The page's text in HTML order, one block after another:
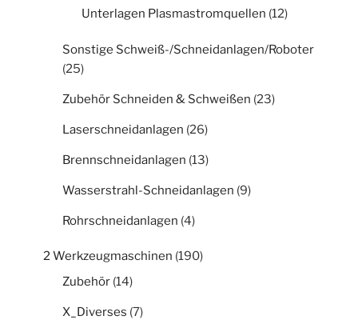
Unterlagen Plasmastromquellen (12)
Sonstige Schweiß-/Schneidanlagen/Roboter
(25)
Zubehör Schneiden & Schweißen (23)
Laserschneidanlagen (26)
Brennschneidanlagen (13)
Wasserstrahl-Schneidanlagen (9)
Rohrschneidanlagen (4)
2 Werkzeugmaschinen (190)
Zubehör (14)
X_Diverses (7)